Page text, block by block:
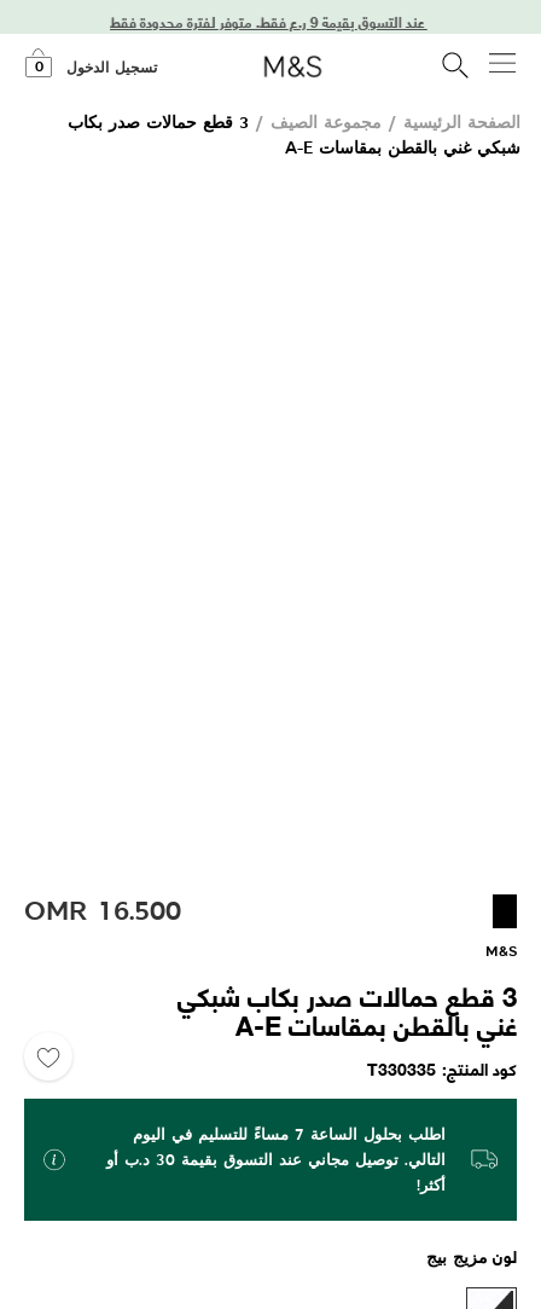
تسجيل الدخول 0
الصفحة الرئيسية / مجموعة الصيف /
3 قطع حمالات صدر بكاب
شبكي غني بالقطن بمقاسات A-E
OMR 16.500
M&S
3 قطع حمالات صدر بكاب شبكي
غني بالقطن بمقاسات A-E
كود المنتج T330335
اطلب بحلول الساعة 7 مساءً للتسليم في اليوم
التالي. توصيل مجاني عند التسوق بقيمة 30 د.ب أو
أكثر!
لون مزيج بيج